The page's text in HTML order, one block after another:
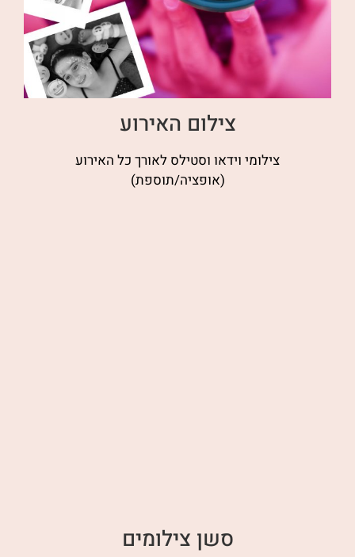
צילום האירוע
צילומי וידאו וסטילס לאורך כל האירוע
(אופציה/תוספת)
סשן צילומים